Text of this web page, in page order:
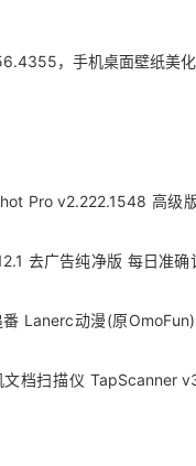
，手机桌面壁纸美
Pro v2.222.1548 高级
去广告纯净版 每日准确
Lanerc动漫(原
档扫描仪 TapScanner